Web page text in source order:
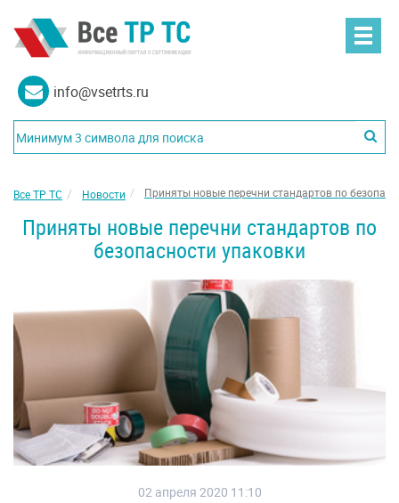
info@vsetrts.ru
Все ТР ТС Новости Приняты новые перечни стандартов по
Приняты новые перечни стандартов по
безопасности упаковки
02 апреля 2020 11:10